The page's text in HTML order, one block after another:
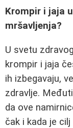
Krompir i jaja
mršavljenja?
U svetu
krompir i jaja
ih izbegavaju,
zdravlje.
da ove
čak i kada je